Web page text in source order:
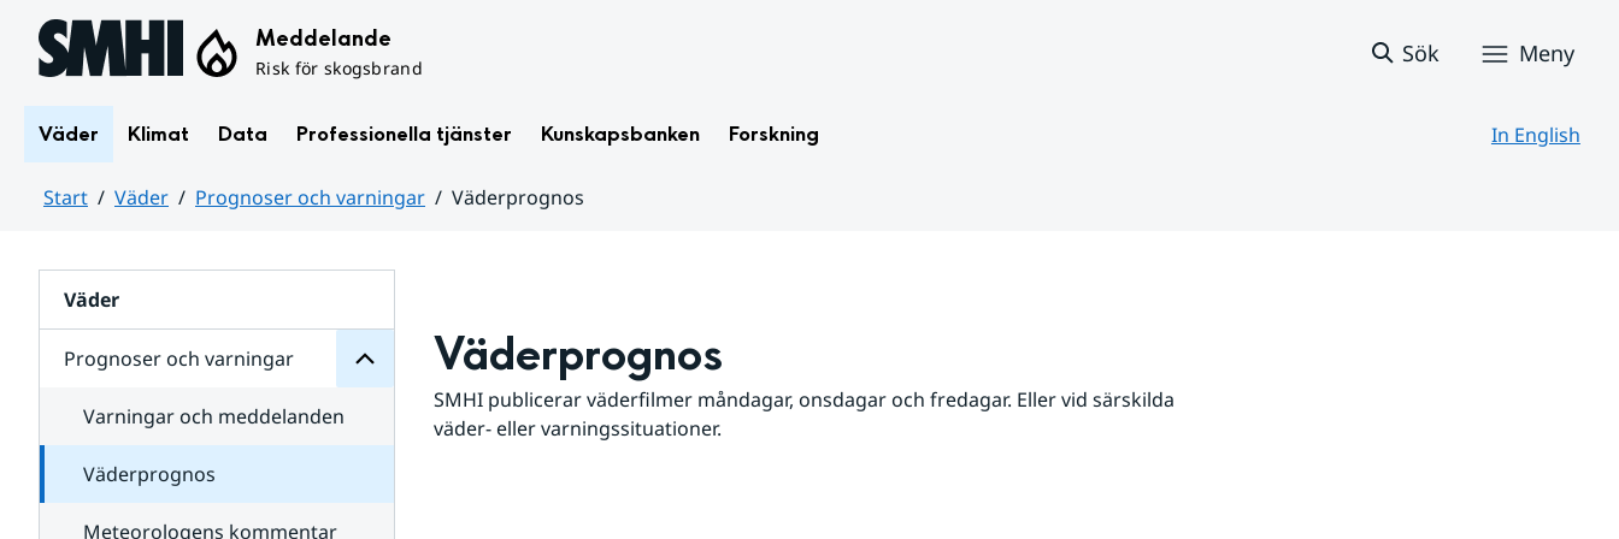
Hoppa till sidans innehåll Meddelande
Risk för skogsbrand
Sök Meny
Väder Klimat Data Professionella tjänster Kunskapsbanken Forskning In English
Start Väder Prognoser och varningar
Väderprognos
Väder
Prognoser och varningar
för
varningar
Varningar och meddelanden
Väderprognos
Meteorologens kommentar
Väderprognos
SMHI publicerar väderfilmer måndagar, onsdagar och fredagar. Eller vid särskilda
väder- eller varningssituationer.